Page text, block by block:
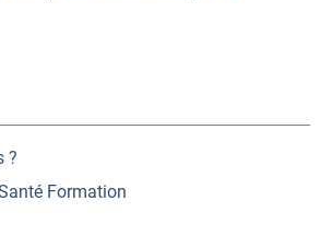
?
Formation